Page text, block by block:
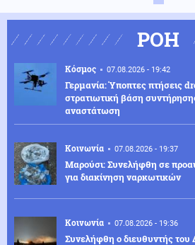
ΡΟΗ
Κόσμος 07.08.2026 - 19:42
Γερμανία: Ύποπτες πτήσεις
στρατιωτική βάση
αναστάτωση
Κοινωνία 07.08.2026 - 19:37
Μαρούσι: Συνελήφθη σε
για διακίνηση ναρκωτικών
Κοινωνία 07.08.2026 - 19:36
Συνελήφθη ο διευθυντής